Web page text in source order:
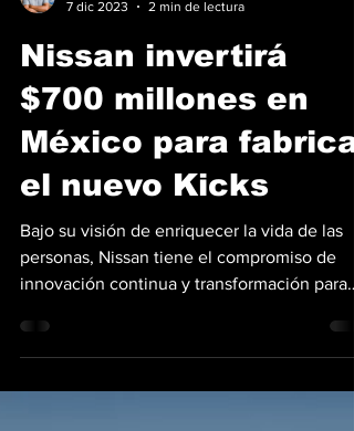
Mario Andrés Muñoz
7 dic 2023
2 min de lectura
Nissan invertirá
$700 millones en
México para fabricar
el nuevo Kicks
Bajo su visión de enriquecer la vida de las
personas, Nissan tiene el compromiso de